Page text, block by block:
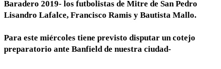
Baradero 2019- los futbolistas de Mitre de San Pedro
Lisandro Lafalce, Francisco Ramis y Bautista Mallo.
Para este miércoles tiene previsto disputar un cotejo
preparatorio ante Banfield de nuestra ciudad-